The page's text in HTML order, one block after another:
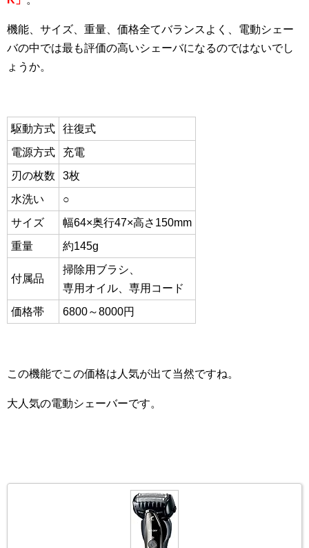
機能、サイズ、重量、価格全てバランスよく、電動シェー
バの中では最も評価の高いシェーバになるのではないでし
ょうか。
駆動方式
往復式
電源方式
充電
刃の枚数
3枚
水洗い
○
サイズ
幅64×奥行47×高さ150mm
重量
約145g
付属品
掃除用ブラシ、
専用オイル、専用コード
価格帯
6800～8000円
この機能でこの価格は人気が出て当然ですね。
大人気の電動シェーバーです。